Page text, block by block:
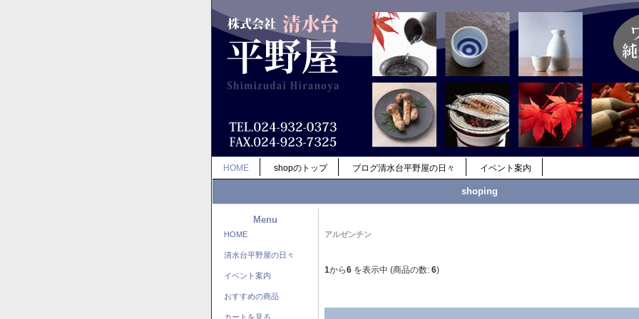
HOME shopのトップ ブログ清水台平野屋の日々 イベント案内
shoping
Menu
HOME
清水台平野屋の日々
イベント案内
おすすめの商品
カートを見る
アルゼンチン
1から6 を表示中 (商品の数: 6)